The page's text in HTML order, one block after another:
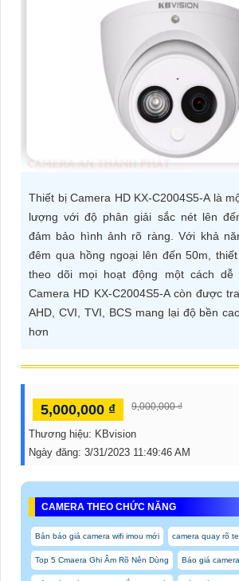
TƯ
VẤN
VỤ
Thiết bị Camera HD KX-C2004S5-A là
lượng với độ phân giải sắc nét lên
đảm bảo hình ảnh rõ ràng. Với khả
đêm qua hồng ngoại lên đến 50m,
theo dõi mọi hoạt động một cách dễ
Camera HD KX-C2004S5-A còn được
AHD, CVI, TVI, BCS mang lại độ bền
hơn
5,000,000 ₫ 9,000,000 ₫
Thương hiệu: KBvision
Ngày đăng: 3/31/2023 11:49:46 AM
CAMERA THEO CHỨC NĂNG
Bản báo giá camera wifi imou mới camera quay rõ
Top 5 Cmaera Ghi Âm Rõ Nên Dùng Báo giá